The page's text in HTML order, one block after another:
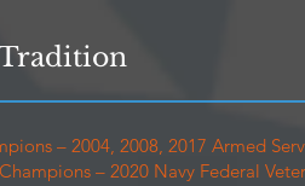
– 2004, 2008, 2017 Armed
– 2020 Navy Federal